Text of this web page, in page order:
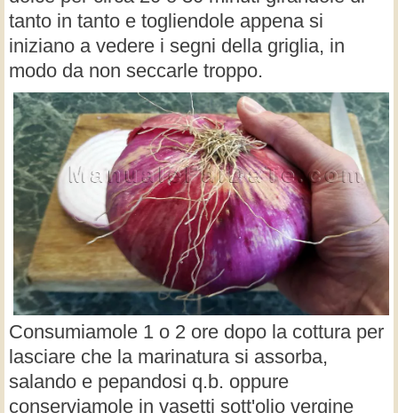
tanto in tanto e togliendole appena si
iniziano a vedere i segni della griglia, in
modo da non seccarle troppo.
Consumiamole 1 o 2 ore dopo la cottura per
lasciare che la marinatura si assorba,
salando e pepandosi q.b. oppure
conserviamole in vasetti sott'olio vergine